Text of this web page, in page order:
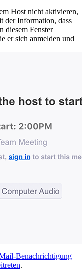
Host nicht aktivieren,
der Information, dass
diesem Fenster
er sich anmelden und
Benachrichtigung
.